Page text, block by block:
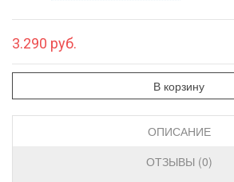
3.290 руб.
В корзину
ОПИСАНИЕ
ОТЗЫВЫ (0)